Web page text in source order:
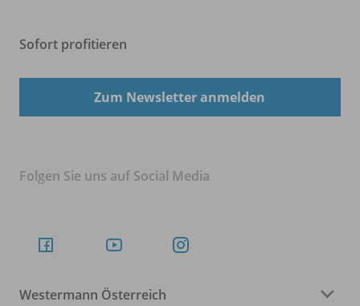
Sofort profitieren
Zum Newsletter anmelden
Folgen Sie uns auf Social Media
Westermann Österreich